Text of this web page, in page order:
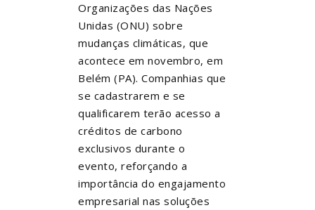
Organizações das Nações
Unidas (ONU) sobre
mudanças climáticas, que
acontece em novembro, em
Belém (PA). Companhias que
se cadastrarem e se
qualificarem terão acesso a
créditos de carbono
exclusivos durante o
evento, reforçando a
importância do engajamento
empresarial nas soluções